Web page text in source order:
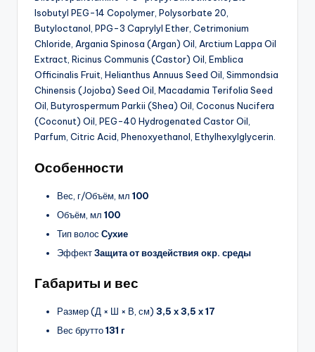
Isobutyl PEG-14 Copolymer, Polysorbate 20,
Butyloctanol, PPG-3 Caprylyl Ether, Cetrimonium
Chloride, Argania Spinosa (Argan) Oil, Arctium Lappa Oil
Extract, Ricinus Communis (Castor) Oil, Emblica
Officinalis Fruit, Helianthus Annuus Seed Oil, Simmondsia
Chinensis (Jojoba) Seed Oil, Macadamia Terifolia Seed
Oil, Butyrospermum Parkii (Shea) Oil, Coconus Nucifera
(Coconut) Oil, PEG-40 Hydrogenated Castor Oil,
Parfum, Citric Acid, Phenoxyethanol, Ethylhexylglycerin.
Особенности
Вес, г/Объём, мл 100
Объём, мл 100
Тип волос Сухие
ЭффектЗащита от воздействия окр. среды
Габариты и вес
Размер (Д × Ш × В, см) 3,5 х 3,5 х 17
Вес брутто131 г